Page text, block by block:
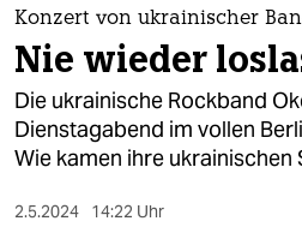
themen
politik
öko
Konzert von ukrainischer
Nie wieder
Die ukrainische Rockband
Dienstagabend im vollen
Wie kamen ihre ukrainischen
2.5.2024 14:22 Uhr